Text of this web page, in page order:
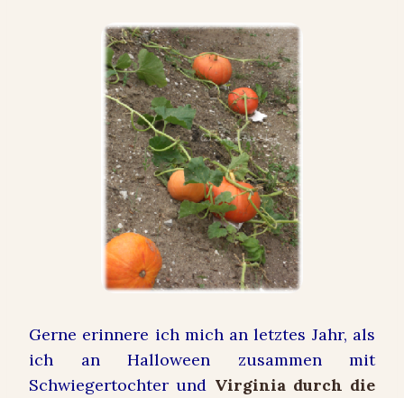
Gerne erinnere ich mich an letztes Jahr, als
ich an Halloween zusammen mit
Schwiegertochter und Virginia durch die